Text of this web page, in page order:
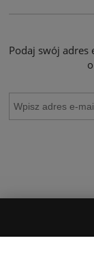
Podaj swój adres